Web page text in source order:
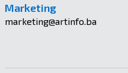
Marketing
marketing@artinfo.ba